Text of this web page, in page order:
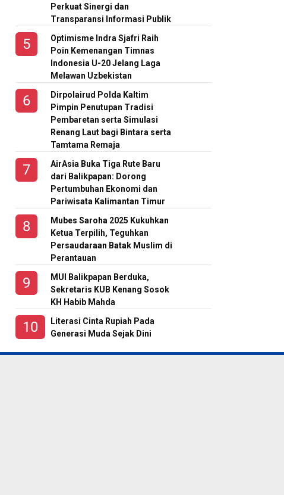
Perkuat Sinergi dan
Transparansi Informasi Publik
Optimisme Indra Sjafri Raih
Poin Kemenangan Timnas
Indonesia U-20 Jelang Laga
Melawan Uzbekistan
Dirpolairud Polda Kaltim
Pimpin Penutupan Tradisi
Pembaretan serta Simulasi
Renang Laut bagi Bintara serta
Tamtama Remaja
AirAsia Buka Tiga Rute Baru
dari Balikpapan: Dorong
Pertumbuhan Ekonomi dan
Pariwisata Kalimantan Timur
Mubes Saroha 2025 Kukuhkan
Ketua Terpilih, Teguhkan
Persaudaraan Batak Muslim di
Perantauan
MUI Balikpapan Berduka,
Sekretaris KUB Kenang Sosok
KH Habib Mahda
Literasi Cinta Rupiah Pada
Generasi Muda Sejak Dini